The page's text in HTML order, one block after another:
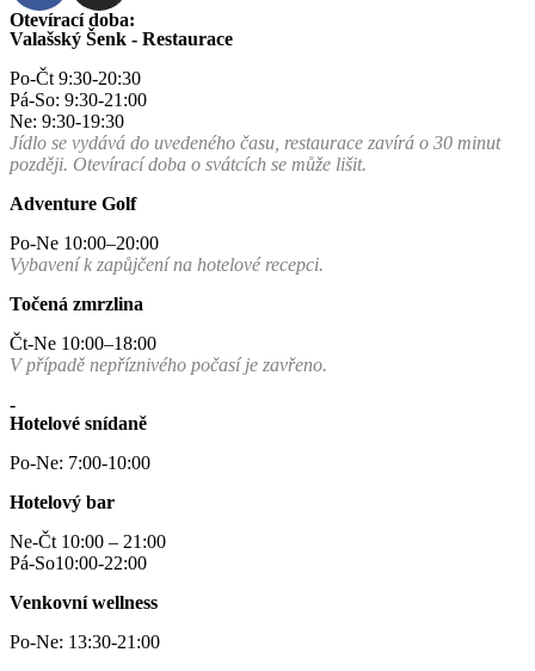
Otevírací doba:
Valašský Šenk - Restaurace
Po-Čt 9:30-20:30
Pá-So: 9:30-21:00
Ne: 9:30-19:30
Jídlo se vydává do uvedeného času, restaurace zavírá o 30 minut
později. Otevírací doba o svátcích se může lišit.
Adventure Golf
Po-Ne 10:00–20:00
Vybavení k zapůjčení na hotelové recepci.
Točená zmrzlina
Čt-Ne 10:00–18:00
V případě nepříznivého počasí je zavřeno.
-
Hotelové snídaně
Po-Ne: 7:00-10:00
Hotelový bar
Ne-Čt 10:00 – 21:00
Pá-So10:00-22:00
Venkovní wellness
Po-Ne: 13:30-21:00